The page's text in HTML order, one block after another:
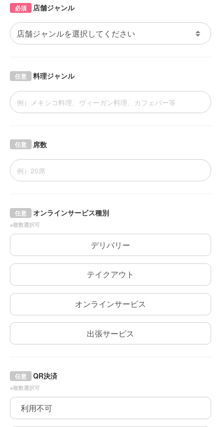
店舗ジャンル
必須
料理ジャンル
任意
席数
任意
オンラインサービス種別
任意
※複数選択可
デリバリー
テイクアウト
オンラインサービス
出張サービス
QR決済
任意
※複数選択可
利用不可